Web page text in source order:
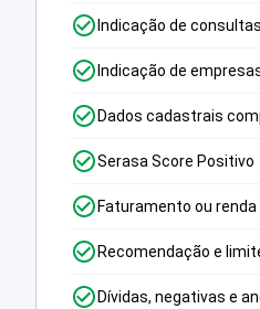
Indicação de
Indicação de
Dados cadastrais
Serasa Score Positivo
Faturamento ou
Recomendação e
Dívidas, negativas e